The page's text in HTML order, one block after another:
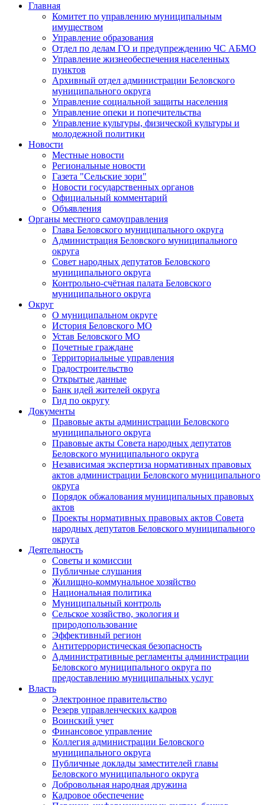
Главная
Комитет по управлению муниципальным
имуществом
Управление образования
Отдел по делам ГО и предупреждению ЧС АБМО
Управление жизнеобеспечения населенных
пунктов
Архивный отдел администрации Беловского
муниципального округа
Управление социальной защиты населения
Управление опеки и попечительства
Управление культуры, физической культуры и
молодежной политики
Новости
Местные новости
Региональные новости
Газета "Сельские зори"
Новости государственных органов
Официальный комментарий
Объявления
Органы местного самоуправления
Глава Беловского муниципального округа
Администрация Беловского муниципального
округа
Совет народных депутатов Беловского
муниципального округа
Контрольно-счётная палата Беловского
муниципального округа
Округ
О муниципальном округе
История Беловского МО
Устав Беловского МО
Почетные граждане
Территориальные управления
Градостроительство
Открытые данные
Банк идей жителей округа
Гид по округу
Документы
Правовые акты администрации Беловского
муниципального округа
Правовые акты Совета народных депутатов
Беловского муниципального округа
Независимая экспертиза нормативных правовых
актов администрации Беловского муниципального
округа
Порядок обжалования муниципальных правовых
актов
Проекты нормативных правовых актов Совета
народных депутатов Беловского муниципального
округа
Деятельность
Советы и комиссии
Публичные слушания
Жилищно-коммунальное хозяйство
Национальная политика
Муниципальный контроль
Сельское хозяйство, экология и
природопользование
Эффективный регион
Антитеррористическая безопасность
Административные регламенты администрации
Беловского муниципального округа по
предоставлению муниципальных услуг
Власть
Электронное правительство
Резерв управленческих кадров
Воинский учет
Финансовое управление
Коллегия администрации Беловского
муниципального округа
Публичные доклады заместителей главы
Беловского муниципального округа
Добровольная народная дружина
Кадровое обеспечение